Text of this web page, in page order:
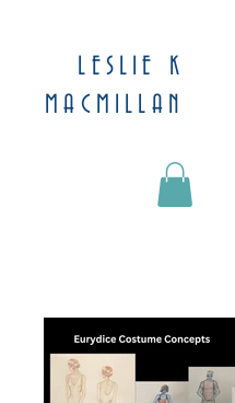
LESLIE K
MACMILLAN